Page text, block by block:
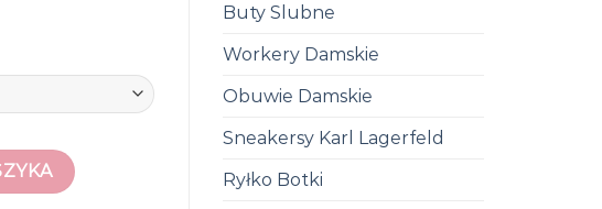
Buty Slubne
Workery Damskie
Obuwie Damskie
Sneakersy Karl Lagerfeld
Ryłko Botki